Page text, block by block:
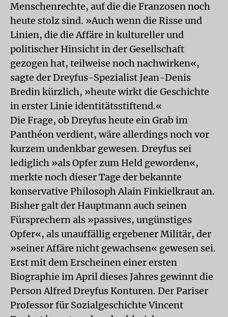
Menschenrechte, auf die die Franzosen noch
heute stolz sind. »Auch wenn die Risse und
Linien, die die Affäre in kultureller und
politischer Hinsicht in der Gesellschaft
gezogen hat, teilweise noch nachwirken«,
sagte der Dreyfus-Spezialist Jean-Denis
Bredin kürzlich, »heute wirkt die Geschichte
in erster Linie identitätsstiftend.«
Die Frage, ob Dreyfus heute ein Grab im
Panthéon verdient, wäre allerdings noch vor
kurzem undenkbar gewesen. Dreyfus sei
lediglich »als Opfer zum Held geworden«,
merkte noch dieser Tage der bekannte
konservative Philosoph Alain Finkielkraut an.
Bisher galt der Hauptmann auch seinen
Fürsprechern als »passives, ungünstiges
Opfer«, als unauffällig ergebener Militär, der
»seiner Affäre nicht gewachsen« gewesen sei.
Erst mit dem Erscheinen einer ersten
Biographie im April dieses Jahres gewinnt die
Person Alfred Dreyfus Konturen. Der Pariser
Professor für Sozialgeschichte Vincent